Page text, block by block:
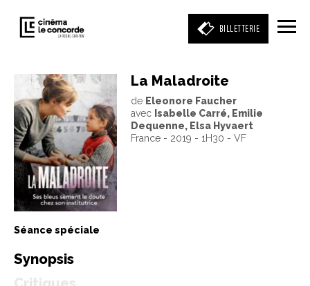
BILLETTERIE
Entrez votre mot clé
(film, réalisateur, acteur, événement)
La Maladroite
de Eleonore Faucher
avec Isabelle Carré, Emilie
Dequenne, Elsa Hyvaert
France - 2019 - 1H30 - VF
Séance spéciale
Synopsis